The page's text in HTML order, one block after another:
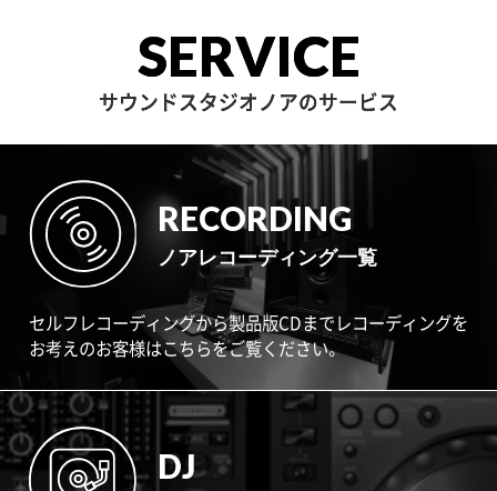
SERVICE
サウンドスタジオノアのサービス
RECORDING
ノアレコーディング一覧
セルフレコーディングから製品版CDまでレコーディングを
お考えのお客様はこちらをご覧ください。
DJ